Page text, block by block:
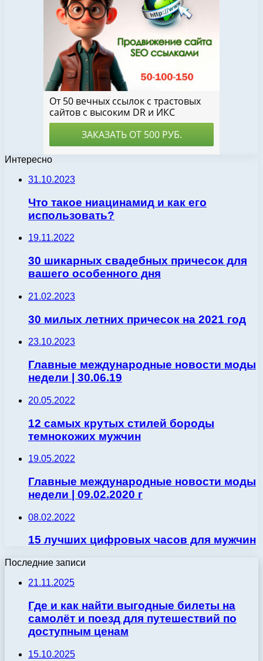
Интересно
31.10.2023
Что такое ниацинамид и как его
использовать?
19.11.2022
30 шикарных свадебных причесок для
вашего особенного дня
21.02.2023
30 милых летних причесок на 2021 год
23.10.2023
Главные международные новости моды
недели | 30.06.19
20.05.2022
12 самых крутых стилей бороды
темнокожих мужчин
19.05.2022
Главные международные новости моды
недели | 09.02.2020 г
08.02.2022
15 лучших цифровых часов для мужчин
Последние записи
21.11.2025
Где и как найти выгодные билеты на
самолёт и поезд для путешествий по
доступным ценам
15.10.2025